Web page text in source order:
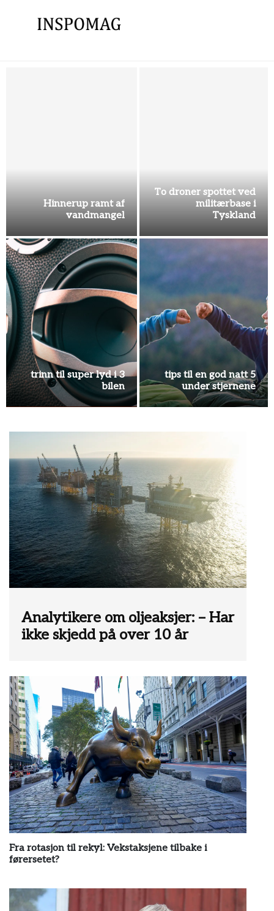
About EQOLOGY
Abstrakt kunst –
Følelser i Form og
Farge
Alt du trenger til
teknisk isolering rett til
anleggsstedet.
Alt du trenger til
teknisk isolering rett
til anleggsstedet.
Analytikere om oljeaksjer: – Har
ikke skjedd på over 10 år
Fra rotasjon til rekyl: Vekstaksjene tilbake i
førersetet?